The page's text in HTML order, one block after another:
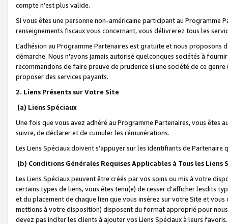
compte n’est plus valide.
Si vous êtes une personne non-américaine participant au
renseignements fiscaux vous concernant, vous délivrerez tous les
L'adhésion au Programme Partenaires est gratuite et nous proposons
démarche. Nous n'avons jamais autorisé quelconques sociétés à
recommandons de faire preuve de prudence si une société de ce
proposer des services payants.
2. Liens Présents sur Votre Site
(a) Liens Spéciaux
Une fois que vous avez adhéré au Programme Partenaires, vous êtes
suivre, de déclarer et de cumuler les rémunérations.
Les Liens Spéciaux doivent s'appuyer sur les identifiants de Partenaire
(b) Conditions Générales Requises Applicables à Tous les Liens
Les Liens Spéciaux peuvent être créés par vos soins ou mis à votre
certains types de liens, vous êtes tenu(e) de cesser d'afficher lesdits
et du placement de chaque lien que vous insérez sur votre Site et
mettions à votre disposition) disposent du format approprié pour
devez pas inciter les clients à ajouter vos Liens Spéciaux à leurs